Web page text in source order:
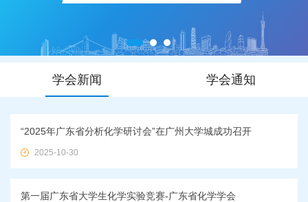
学会新闻 学会通知
“2025年广东省分析化学研讨会”在广州大学城成功召开
2025-10-30
第一届广东省大学生化学实验竞赛-广东省化学学会